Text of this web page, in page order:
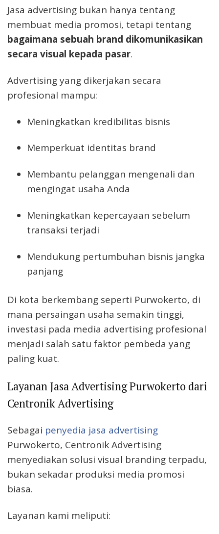
Jasa advertising bukan hanya tentang
membuat media promosi, tetapi tentang
bagaimana sebuah brand dikomunikasikan
secara visual kepada pasar.
Advertising yang dikerjakan secara
profesional mampu:
Meningkatkan kredibilitas bisnis
Memperkuat identitas brand
Membantu pelanggan mengenali dan
mengingat usaha Anda
Meningkatkan kepercayaan sebelum
transaksi terjadi
Mendukung pertumbuhan bisnis jangka
panjang
Di kota berkembang seperti Purwokerto, di
mana persaingan usaha semakin tinggi,
investasi pada media advertising profesional
menjadi salah satu faktor pembeda yang
paling kuat.
Layanan Jasa Advertising Purwokerto dari
Centronik Advertising
Sebagai penyedia jasa advertising
Purwokerto, Centronik Advertising
menyediakan solusi visual branding terpadu,
bukan sekadar produksi media promosi
biasa.
Layanan kami meliputi: